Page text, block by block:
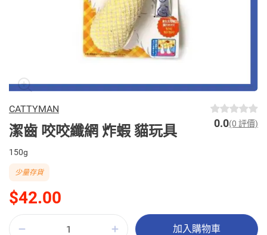
CATTYMAN
潔齒 咬咬纖網 炸蝦 貓玩具 0.0(0 評價)
150g
$42.00
少量存貨
加入購物車